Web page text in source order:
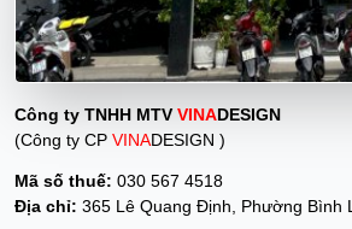
Công ty TNHH MTVVINADESIGN
(Công ty CP VINADESIGN )
Mã số thuế: 030 567 4518
Địa chỉ: 365 Lê Quang Định, Phường Bình